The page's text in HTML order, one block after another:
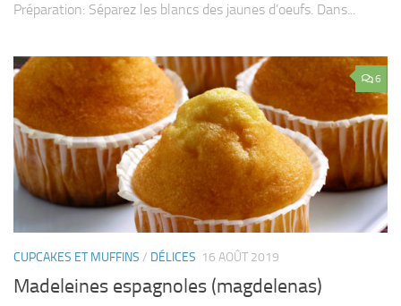
Préparation: Séparez les blancs des jaunes d’oeufs. Dans...
6
CUPCAKES ET MUFFINS / DÉLICES 16 AOÛT 2019
Madeleines espagnoles (magdelenas)